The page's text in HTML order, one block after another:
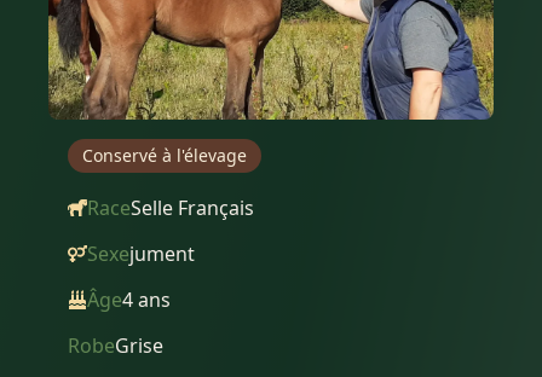
Conservé à l'élevage
RaceSelle Français
Sexejument
Âge4ans
RobeGrise